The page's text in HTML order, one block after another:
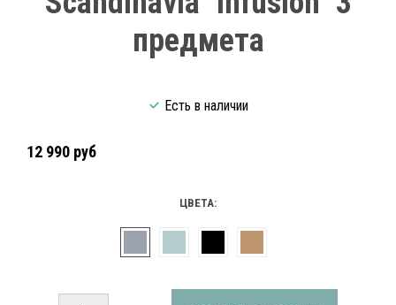
предмета
Есть в наличии
12 990 руб
ЦВЕТА: